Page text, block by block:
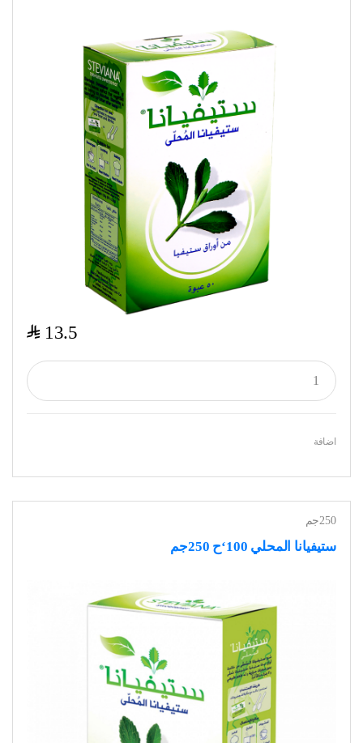
13.5
$
اضافة
250جم
ستيفيانا المحلي 100‘ح 250جم